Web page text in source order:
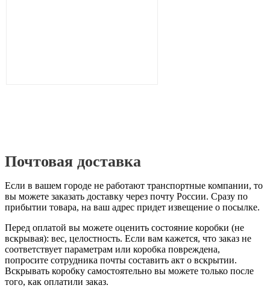
Почтовая доставка
Если в вашем городе не работают транспортные компании, то
вы можете заказать доставку через почту России. Сразу по
прибытии товара, на ваш адрес придет извещение о посылке.
Перед оплатой вы можете оценить состояние коробки (не
вскрывая): вес, целостность. Если вам кажется, что заказ не
соответствует параметрам или коробка повреждена,
попросите сотрудника почты составить акт о вскрытии.
Вскрывать коробку самостоятельно вы можете только после
того, как оплатили заказ.